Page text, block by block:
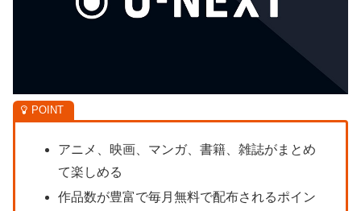
アニメ、映画、マンガ、書籍、雑誌がまとめ
て楽しめる
作品数が豊富で毎月無料で配布されるポイン